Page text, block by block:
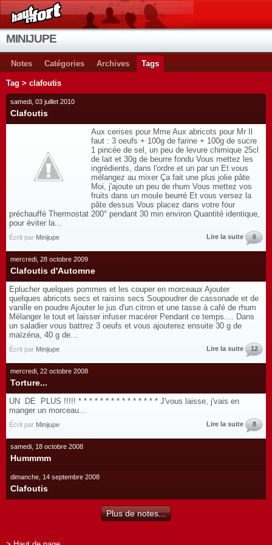
MINIJUPE
Notes Catégories Archives Tags
Tag > clafoutis
samedi, 03 juillet 2010
Clafoutis
Aux cerises pour Mme Aux abricots pour Mr Il
faut : 3 oeufs + 100g de farine + 100g de sucre
1 pincée de sel, un peu de levure chimique 25cl
de lait et 30g de beurre fondu Vous mettez les
ingrédients, dans l'ordre et un par un Et vous
mélangez au mixer Ça fait une plus jolie pâte
Moi, j'ajoute un peu de rhum Vous mettez vos
fruits dans un moule beurré Et vous versez la
pâte dessus Vous placez dans votre four
préchauffé Thermostat 200° pendant 30 min environ Quantité identique,
pour éviter la...
Écrit par Minijupe Lire la suite 6
mercredi, 28 octobre 2009
Clafoutis d'Automne
Eplucher quelques pommes et les couper en morceaux Ajouter
quelques abricots secs et raisins secs Soupoudrer de cassonade et de
vanille en poudre Ajouter le jus d'un citron et une tasse à café de rhum
Mélanger le tout et laisser infuser macérer Pendant ce temps.... Dans
un saladier vous battrez 3 oeufs et vous ajouterez ensuite 30 g de
maïzéna, 40 g de...
Écrit par Minijupe Lire la suite 12
mercredi, 22 octobre 2008
Torture...
UN DE PLUS !!!!! * * * * * * * * * * * * * * * J'vous laisse, j'vais en
manger un morceau...
Écrit par Minijupe Lire la suite 8
samedi, 18 octobre 2008
Hummmm
dimanche, 14 septembre 2008
Clafoutis
Plus de notes...